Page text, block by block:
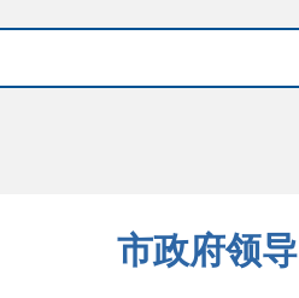
市政府领导